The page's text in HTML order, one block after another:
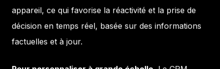
appareil, ce qui favorise la réactivité et la prise de
décision en temps réel, basée sur des informations
factuelles et à jour.